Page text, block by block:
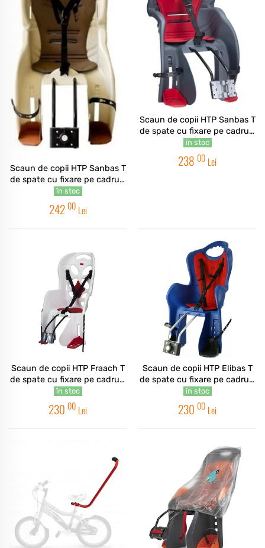
Scaun de copii HTP Sanbas T
de spate cu fixare pe cadru -
Bej
în stoc
242 00 Lei
Scaun de copii HTP Sanbas T
de spate cu fixare pe cadru -
Gri
în stoc
238 00 Lei
Scaun de copii HTP Fraach T
de spate cu fixare pe cadru -
Bej
în stoc
230 00 Lei
Scaun de copii HTP Elibas T
de spate cu fixare pe cadru -
Albastru
în stoc
230 00 Lei